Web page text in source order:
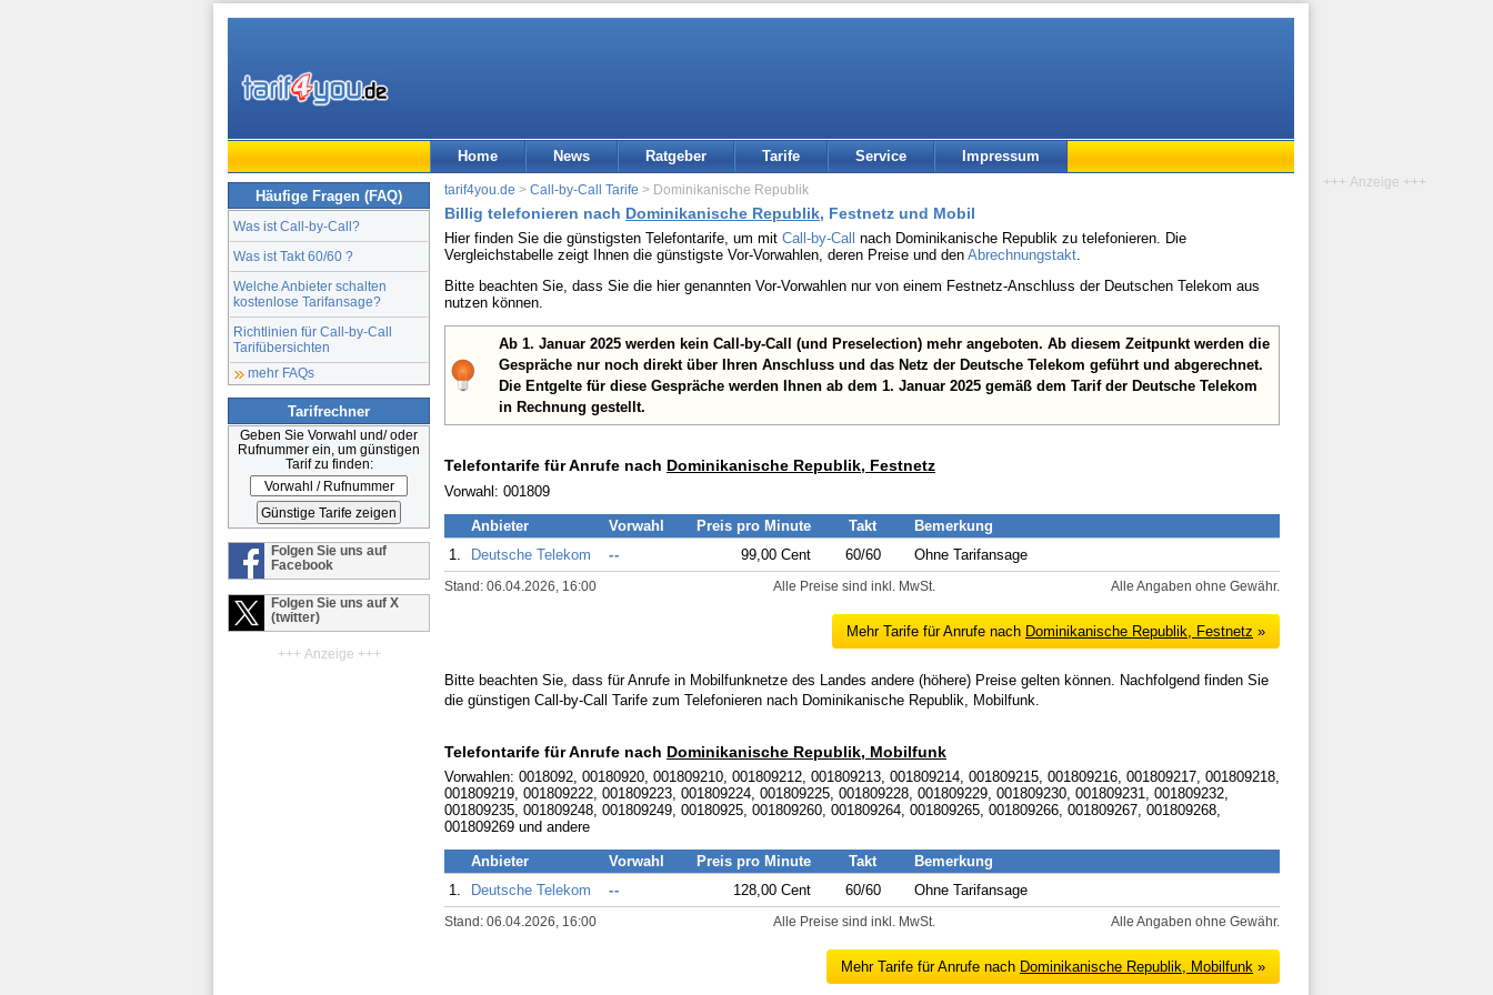
Home News Ratgeber Tarife Service Impressum
Häufige Fragen (FAQ)
Was ist Call-by-Call?
Was ist Takt 60/60 ?
Welche Anbieter schalten
kostenlose Tarifansage?
Richtlinien für Call-by-Call
Tarifübersichten
mehr FAQs
Tarifrechner
Geben Sie Vorwahl und/ oder
Rufnummer ein, um günstigen
Tarif zu finden:
Folgen Sie uns auf
Facebook
Folgen Sie uns auf X
(twitter)
+++ Anzeige +++
tarif4you.de > Call-by-Call Tarife > Dominikanische Republik
Billig telefonieren nach Dominikanische Republik, Festnetz und Mobil
Hier finden Sie die günstigsten Telefontarife, um mit Call-by-Call
nach Dominikanische Republik zu telefonieren. Die
Vergleichstabelle zeigt Ihnen die günstigste Vor-Vorwahlen, deren Preise und den Abrechnungstakt
Bitte beachten Sie, dass Sie die hier genannten Vor-Vorwahlen nur von einem Festnetz-Anschluss der Deutschen Telekom aus
nutzen können.
Ab 1. Januar 2025 werden kein Call-by-Call (und Preselection) mehr angeboten. Ab diesem Zeitpunkt werden die
Gespräche nur noch direkt über Ihren Anschluss und das Netz der Deutsche Telekom geführt und abgerechnet.
Die Entgelte für diese Gespräche werden Ihnen ab dem 1. Januar 2025 gemäß dem Tarif der Deutsche Telekom
in Rechnung gestellt.
Telefontarife für Anrufe nach Dominikanische Republik, Festnetz
Vorwahl: 001809
Anbieter Vorwahl Preis pro Minute Takt
Bemerkung
1.
Deutsche Telekom -- 99,00 Cent 60/60 Ohne Tarifansage
Stand: 06.04.2026, 16:00 Alle Angaben ohne Gewähr.
Alle Preise sind inkl. MwSt.
Mehr Tarife für Anrufe nach Dominikanische Republik, Festnetz »
Bitte beachten Sie, dass für Anrufe in Mobilfunknetze des Landes andere (höhere) Preise gelten können. Nachfolgend finden Sie
die günstigen Call-by-Call Tarife zum Telefonieren nach Dominikanische Republik, Mobilfunk.
Telefontarife für Anrufe nach Dominikanische Republik, Mobilfunk
Vorwahlen: 0018092, 00180920, 001809210, 001809212, 001809213, 001809214, 001809215, 001809216, 001809217, 001809218,
001809219, 001809222, 001809223, 001809224, 001809225, 001809228, 001809229, 001809230, 001809231, 001809232,
001809235, 001809248, 001809249, 00180925, 001809260, 001809264, 001809265, 001809266, 001809267, 001809268,
001809269 und andere
Anbieter Vorwahl Preis pro Minute Takt
Bemerkung
1.
Deutsche Telekom -- 128,00 Cent 60/60 Ohne Tarifansage
Stand: 06.04.2026, 16:00 Alle Angaben ohne Gewähr.
Alle Preise sind inkl. MwSt.
Mehr Tarife für Anrufe nach Dominikanische Republik, Mobilfunk »
+++ Anzeige +++